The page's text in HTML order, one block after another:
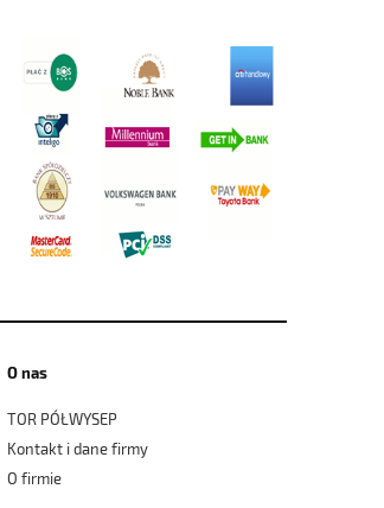
O nas
TOR PÓŁWYSEP
Kontakt i dane firmy
O firmie